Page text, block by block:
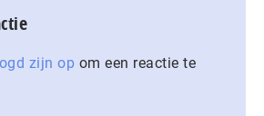
zijn op om een reactie te